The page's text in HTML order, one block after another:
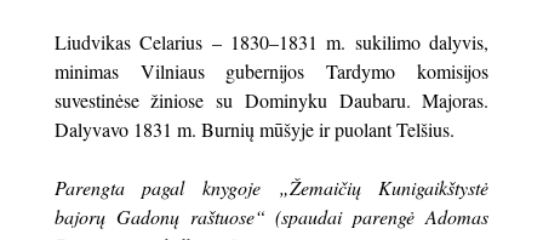
Liudvikas Celarius – 1830–1831 m. sukilimo dalyvis,
minimas Vilniaus gubernijos Tardymo ko­misijos
suvestinėse žiniose su Dominyku Dau­baru. Majoras.
Dalyvavo 1831 m. Burnių mūšyje ir puolant Telšius.
Parengta pagal knygoje „Žemaičių Kunigaikštystė
bajorų Gadonų raštuose“ (spaudai parengė Adomas